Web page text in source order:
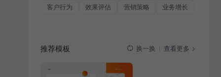
客户行为 效果评估 营销策略 业务增长
推荐模板 换一换 查看更多